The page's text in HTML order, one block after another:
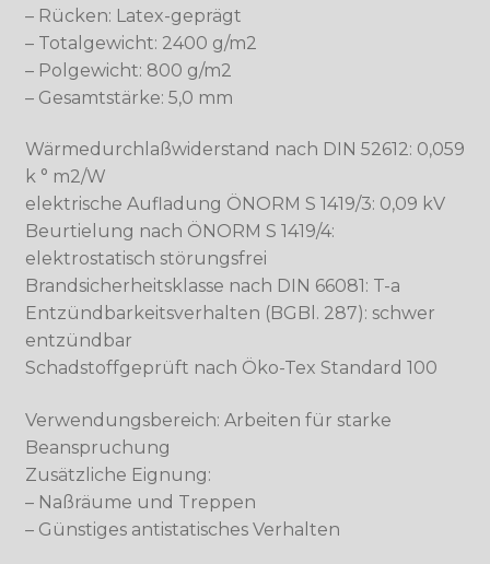
– Rücken: Latex-geprägt
– Totalgewicht: 2400 g/m2
– Polgewicht: 800 g/m2
– Gesamtstärke: 5,0 mm
Wärmedurchlaßwiderstand nach DIN 52612: 0,059
k ° m2/W
elektrische Aufladung ÖNORM S 1419/3: 0,09 kV
Beurtielung nach ÖNORM S 1419/4:
elektrostatisch störungsfrei
Brandsicherheitsklasse nach DIN 66081: T-a
Entzündbarkeitsverhalten (BGBl. 287): schwer
entzündbar
Schadstoffgeprüft nach Öko-Tex Standard 100
Verwendungsbereich: Arbeiten für starke
Beanspruchung
Zusätzliche Eignung:
– Naßräume und Treppen
– Günstiges antistatisches Verhalten